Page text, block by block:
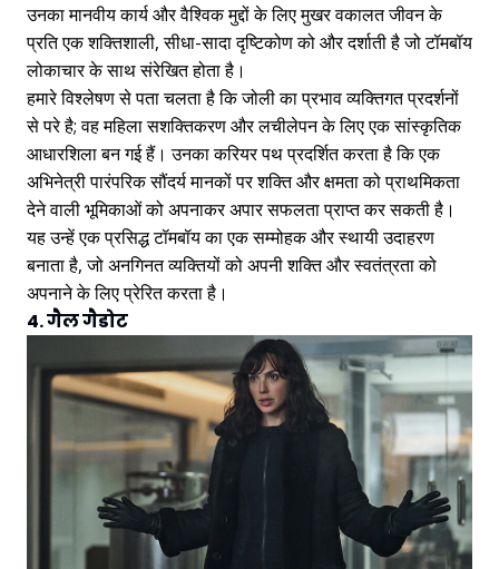
उनका मानवीय कार्य और वैश्विक मुद्दों के लिए मुखर वकालत जीवन के
प्रति एक शक्तिशाली, सीधा-सादा दृष्टिकोण को और दर्शाती है जो टॉमबॉय
लोकाचार के साथ संरेखित होता है।
हमारे विश्लेषण से पता चलता है कि जोली का प्रभाव व्यक्तिगत प्रदर्शनों
से परे है; वह महिला सशक्तिकरण और लचीलेपन के लिए एक सांस्कृतिक
आधारशिला बन गई हैं। उनका करियर पथ प्रदर्शित करता है कि एक
अभिनेत्री पारंपरिक सौंदर्य मानकों पर शक्ति और क्षमता को प्राथमिकता
देने वाली भूमिकाओं को अपनाकर अपार सफलता प्राप्त कर सकती है।
यह उन्हें एक प्रसिद्ध टॉमबॉय का एक सम्मोहक और स्थायी उदाहरण
बनाता है, जो अनगिनत व्यक्तियों को अपनी शक्ति और स्वतंत्रता को
अपनाने के लिए प्रेरित करता है।
4. गैल गैडोट